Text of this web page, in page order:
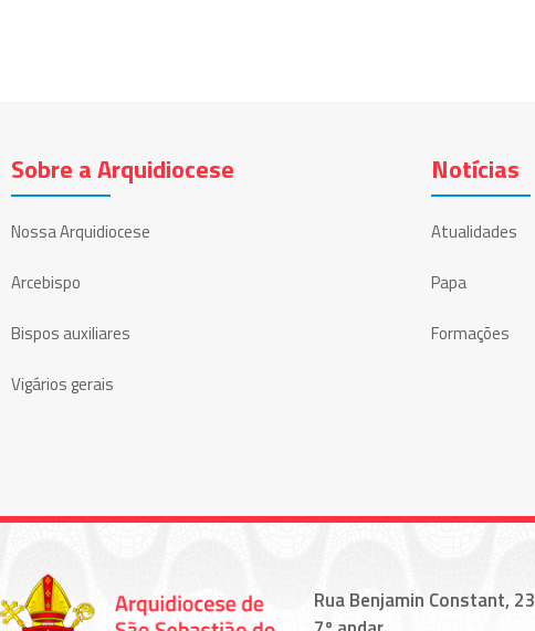
Sobre a Arquidiocese
Nossa Arquidiocese
Arcebispo
Bispos auxiliares
Vigários gerais
Notícias
Atualidades
Papa
Formações
Rua Benjamin Constant, 23